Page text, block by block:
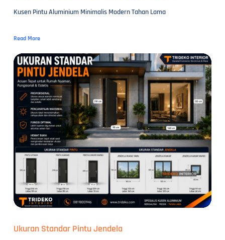
Kusen Pintu Aluminium Minimalis Modern Tahan Lama
Read More
Ukuran Standar Pintu Jendela